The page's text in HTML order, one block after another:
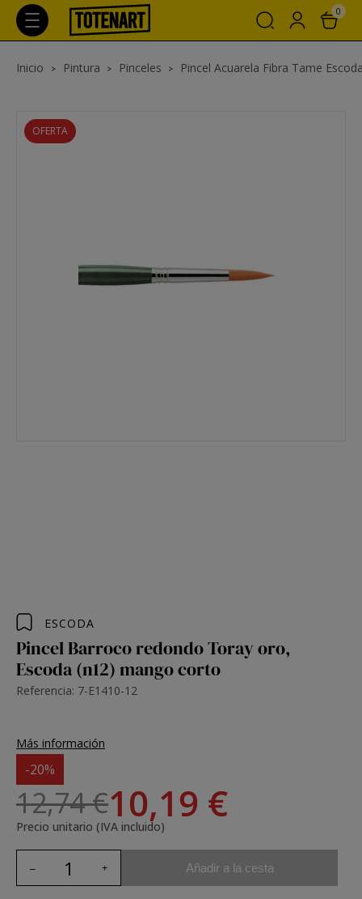
0
Inicio Pintura Pinceles Pincel Acuarela Fibra Tame
OFERTA
ESCODA
Pincel Barroco redondo Toray oro,
Escoda (n12) mango corto
Referencia: 7-E1410-12
Más información
-20%
12,74 €10,19 €
Precio unitario (IVA incluido)
Añadir a la cesta